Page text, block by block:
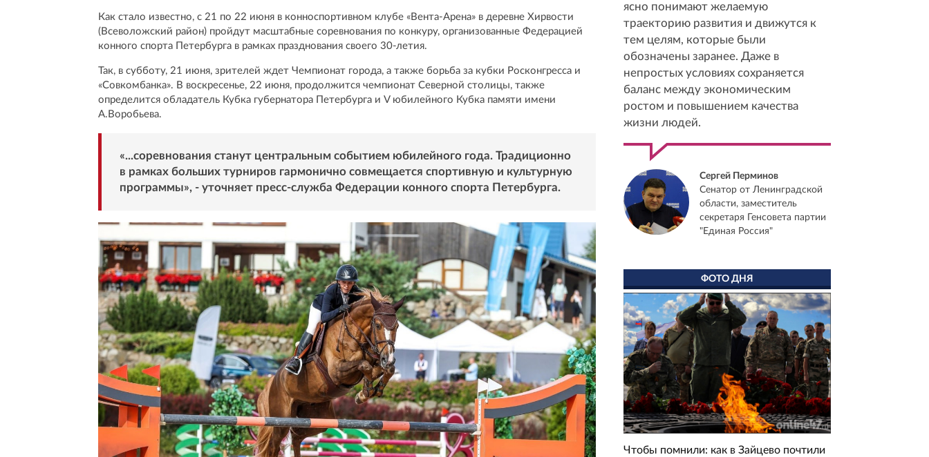
Как стало известно, с 21 по 22 июня в конноспортивном клубе «Вента-Арена» в деревне Хирвости
(Всеволожский район) пройдут масштабные соревнования по конкуру, организованные Федерацией
конного спорта Петербурга в рамках празднования своего 30-летия.
Так, в субботу, 21 июня, зрителей ждет Чемпионат города, а также борьба за кубки Росконгресса и
«Совкомбанка». В воскресенье, 22 июня, продолжится чемпионат Северной столицы, также
определится обладатель Кубка губернатора Петербурга и V юбилейного Кубка памяти имени
А.Воробьева.
«...соревнования станут центральным событием юбилейного года. Традиционно
в рамках больших турниров гармонично совмещается спортивную и культурную
программы», - уточняет пресс-служба Федерации конного спорта Петербурга.
ясно понимают желаемую
траекторию развития и движутся к
тем целям, которые были
обозначены заранее. Даже в
непростых условиях сохраняется
баланс между экономическим
ростом и повышением качества
жизни людей.
Сергей Перминов
Сенатор от Ленинградской
области, заместитель
секретаря Генсовета партии
"Единая Россия"
ФОТО ДНЯ
Чтобы помнили: как в Зайцево почтили